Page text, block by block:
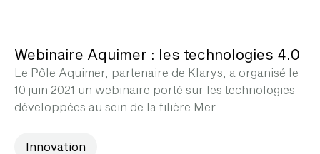
Webinaire Aquimer : les technologies 4.0
Le Pôle Aquimer, partenaire de Klarys, a organisé le
10 juin 2021 un webinaire porté sur les technologies
développées au sein de la filière Mer.
Innovation